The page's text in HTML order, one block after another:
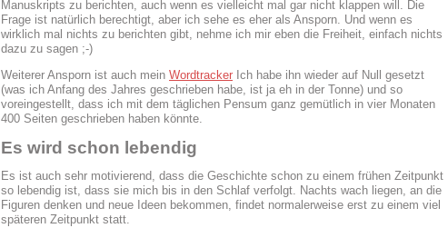
Manuskripts zu berichten, auch wenn es vielleicht mal gar nicht klappen will. Die
Frage ist natürlich berechtigt, aber ich sehe es eher als Ansporn. Und wenn es
wirklich mal nichts zu berichten gibt, nehme ich mir eben die Freiheit, einfach nichts
dazu zu sagen ;-)
Weiterer Ansporn ist auch mein Wordtracker Ich habe ihn wieder auf Null gesetzt
(was ich Anfang des Jahres geschrieben habe, ist ja eh in der Tonne) und so
voreingestellt, dass ich mit dem täglichen Pensum ganz gemütlich in vier Monaten
400 Seiten geschrieben haben könnte.
Es wird schon lebendig
Es ist auch sehr motivierend, dass die Geschichte schon zu einem frühen Zeitpunkt
so lebendig ist, dass sie mich bis in den Schlaf verfolgt. Nachts wach liegen, an die
Figuren denken und neue Ideen bekommen, findet normalerweise erst zu einem viel
späteren Zeitpunkt statt.